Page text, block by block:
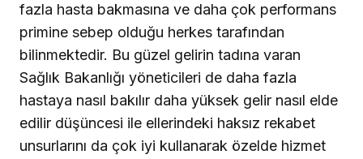
fazla hasta bakmasına ve daha çok performans
primine sebep olduğu herkes tarafından
bilinmektedir. Bu güzel gelirin tadına varan
Sağlık Bakanlığı yöneticileri de daha fazla
hastaya nasıl bakılır daha yüksek gelir nasıl elde
edilir düşüncesi ile ellerindeki haksız rekabet
unsurlarını da çok iyi kullanarak özelde hizmet